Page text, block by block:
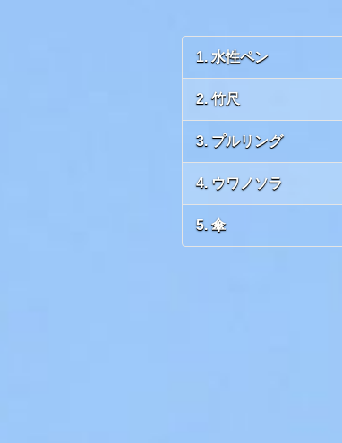
1. 水性ペン
2. 竹尺
3. プルリング
4. ウワノソラ
5. 傘